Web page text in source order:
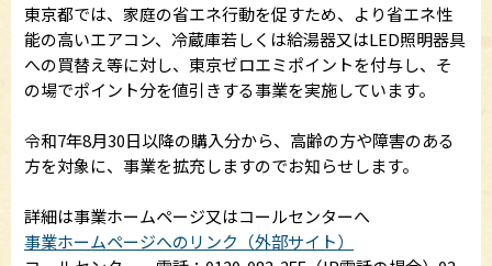
東京都では、家庭の省エネ行動を促すため、より省エネ性
能の高いエアコン、冷蔵庫若しくは給湯器又はLED照明器具
への買替え等に対し、東京ゼロエミポイントを付与し、そ
の場でポイント分を値引きする事業を実施しています。
令和7年8月30日以降の購入分から、高齢の方や障害のある
方を対象に、事業を拡充しますのでお知らせします。
詳細は事業ホームページ又はコールセンターへ
事業ホームページへのリンク（外部サイト）